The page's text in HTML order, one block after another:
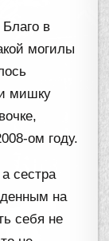
в
могилы
мишку
ом году.
сестра
на
себя не